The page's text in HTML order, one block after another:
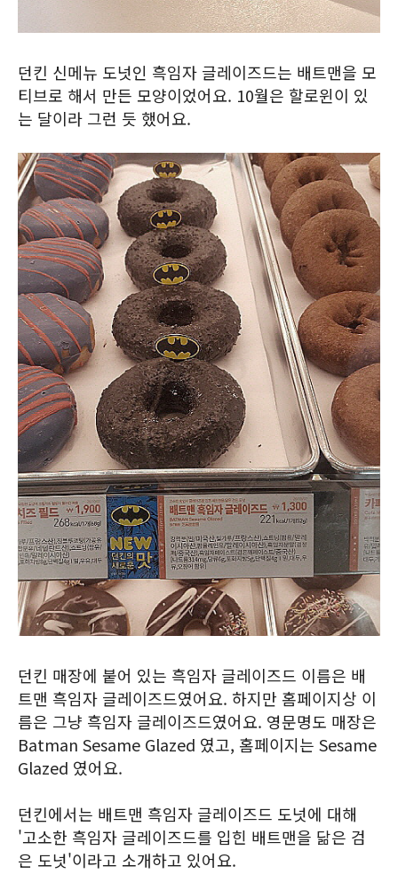
던킨 신메뉴 도넛인 흑임자 글레이즈드는 배트맨을 모
티브로 해서 만든 모양이었어요. 10월은 할로윈이 있
는 달이라 그런 듯 했어요.
던킨 매장에 붙어 있는 흑임자 글레이즈드 이름은 배
트맨 흑임자 글레이즈드였어요. 하지만 홈페이지상 이
름은 그냥 흑임자 글레이즈드였어요. 영문명도 매장은
Batman Sesame Glazed 였고, 홈페이지는 Sesame
Glazed 였어요.
던킨에서는 배트맨 흑임자 글레이즈드 도넛에 대해
'고소한 흑임자 글레이즈드를 입힌 배트맨을 닮은 검
은 도넛'이라고 소개하고 있어요.